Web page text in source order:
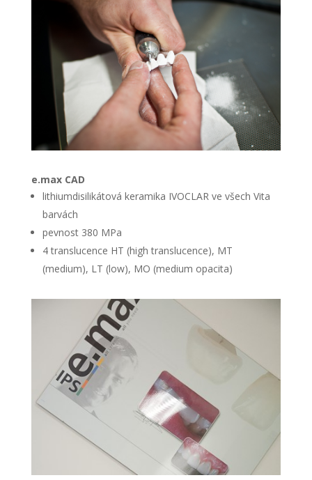
e.max CAD
lithiumdisilikátová keramika IVOCLAR ve všech Vita
barvách
pevnost 380 MPa
4 translucence HT (high translucence), MT
(medium), LT (low), MO (medium opacita)